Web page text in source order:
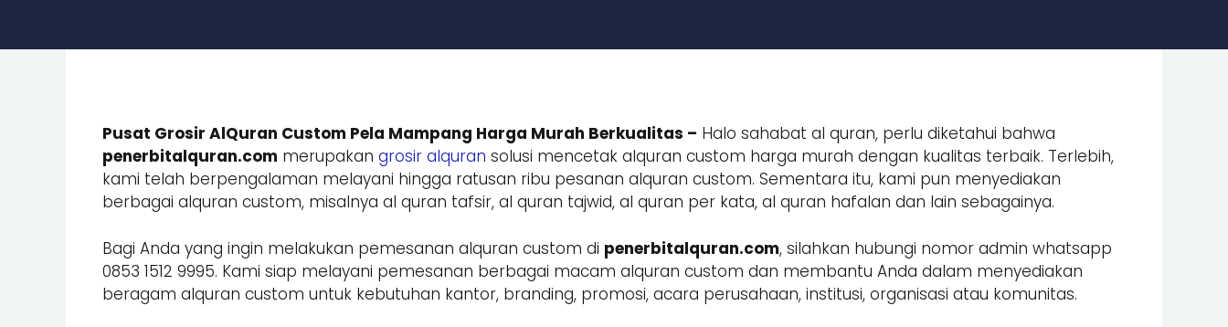
Pusat Grosir AlQuran Custom Pela Mampang Harga Murah Berkualitas – Halo sahabat al quran, perlu diketahui bahwa
penerbitalquran.com merupakan grosir alquran solusi mencetak alquran custom harga murah dengan kualitas terbaik. Terlebih,
kami telah berpengalaman melayani hingga ratusan ribu pesanan alquran custom. Sementara itu, kami pun menyediakan
berbagai alquran custom, misalnya al quran tafsir, al quran tajwid, al quran per kata, al quran hafalan dan lain sebagainya.
Bagi Anda yang ingin melakukan pemesanan alquran custom di penerbitalquran.com, silahkan hubungi nomor admin whatsapp
0853 1512 9995. Kami siap melayani pemesanan berbagai macam alquran custom dan membantu Anda dalam menyediakan
beragam alquran custom untuk kebutuhan kantor, branding, promosi, acara perusahaan, institusi, organisasi atau komunitas.